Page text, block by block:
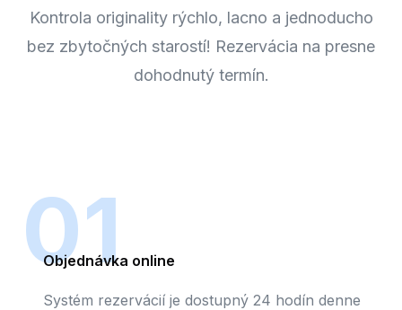
Kontrola originality rýchlo, lacno a jednoducho
bez zbytočných starostí! Rezervácia na presne
dohodnutý termín.
01
Objednávka online
Systém rezervácií je dostupný 24 hodín denne